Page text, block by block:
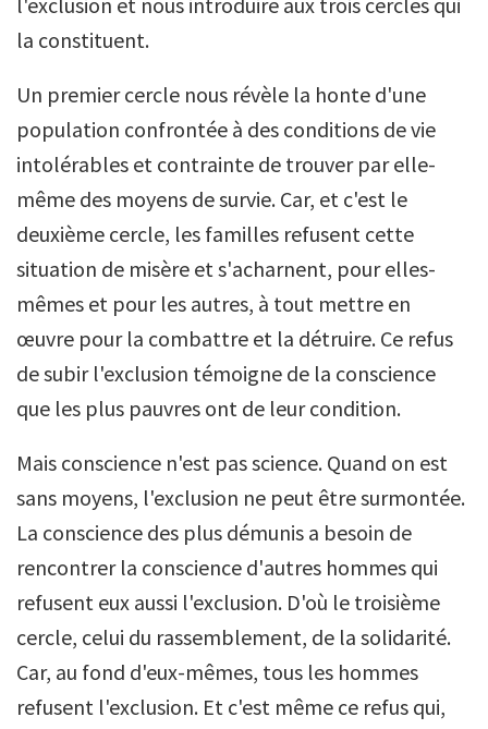
la constituent.
Un premier cercle nous révèle la honte d'une
population confrontée à des conditions de vie
intolérables et contrainte de trouver par elle-
même des moyens de survie. Car, et c'est le
deuxième cercle, les familles refusent cette
situation de misère et s'acharnent, pour elles-
mêmes et pour les autres, à tout mettre en
œuvre pour la combattre et la détruire. Ce refus
de subir l'exclusion témoigne de la conscience
que les plus pauvres ont de leur condition.
Mais conscience n'est pas science. Quand on est
sans moyens, l'exclusion ne peut être surmontée.
La conscience des plus démunis a besoin de
rencontrer la conscience d'autres hommes qui
refusent eux aussi l'exclusion. D'où le troisième
cercle, celui du rassemblement, de la solidarité.
Car, au fond d'eux-mêmes, tous les hommes
refusent l'exclusion. Et c'est même ce refus qui,